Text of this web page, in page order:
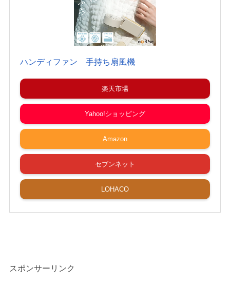
ハンディファン 手持ち扇風機
楽天市場
Yahoo!ショッピング
Amazon
セブンネット
LOHACO
スポンサーリンク